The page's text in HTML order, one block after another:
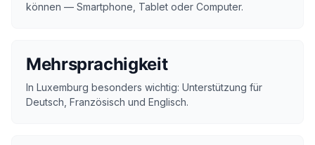
können — Smartphone, Tablet oder Computer.
Mehrsprachigkeit
In Luxemburg besonders wichtig: Unterstützung für
Deutsch, Französisch und Englisch.